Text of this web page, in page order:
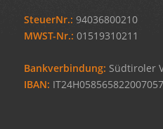
SteuerNr.: 94036800210
MWST-Nr.: 01519310211
Bankverbindung: Südtiroler
IBAN: